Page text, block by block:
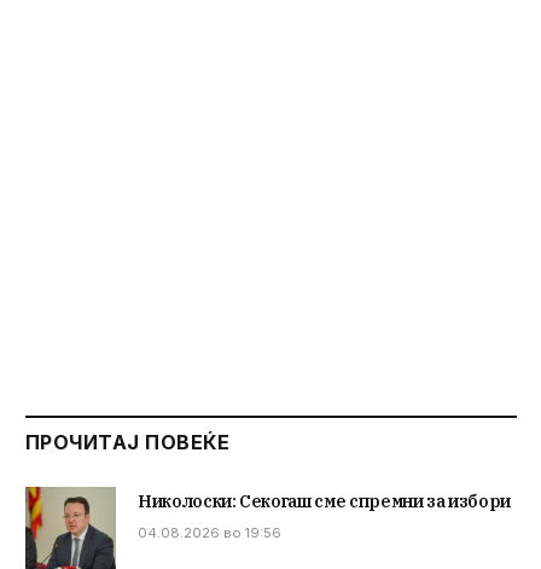
ПРОЧИТАЈ ПОВЕЌЕ
Николоски: Секогаш сме спремни за избори
04.08.2026 во 19:56